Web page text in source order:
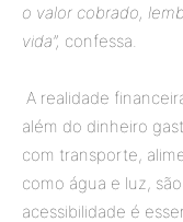
o valor cobrado,
vida”, confessa.
A realidade
além do dinheiro
com transporte,
como água e luz,
acessibilidade é